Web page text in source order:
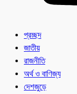
প্রচ্ছদ
জাতীয়
রাজনীতি
অর্থ ও বাণিজ্য
দেশজুড়ে